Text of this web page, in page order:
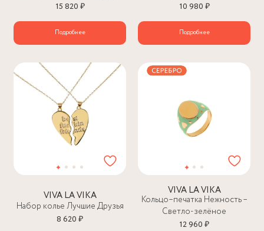
15 820 ₽
Подробнее
10 980 ₽
Подробнее
VIVA LA VIKA
Набор колье Лучшие Друзья
8 620 ₽
VIVA LA VIKA
Кольцо–печатка Нежность –
Светло-зелёное
12 960 ₽